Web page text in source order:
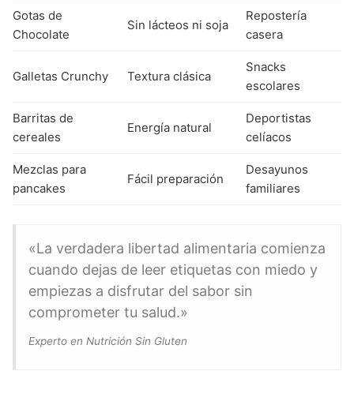
Gotas de
Chocolate
Sin lácteos ni soja
Repostería
casera
Galletas Crunchy Textura clásica
Snacks
escolares
Barritas de
cereales
Energía natural
Deportistas
celíacos
Mezclas para
pancakes
Fácil preparación
Desayunos
familiares
«La verdadera libertad alimentaria comienza
cuando dejas de leer etiquetas con miedo y
empiezas a disfrutar del sabor sin
comprometer tu salud.»
Experto en Nutrición Sin Gluten